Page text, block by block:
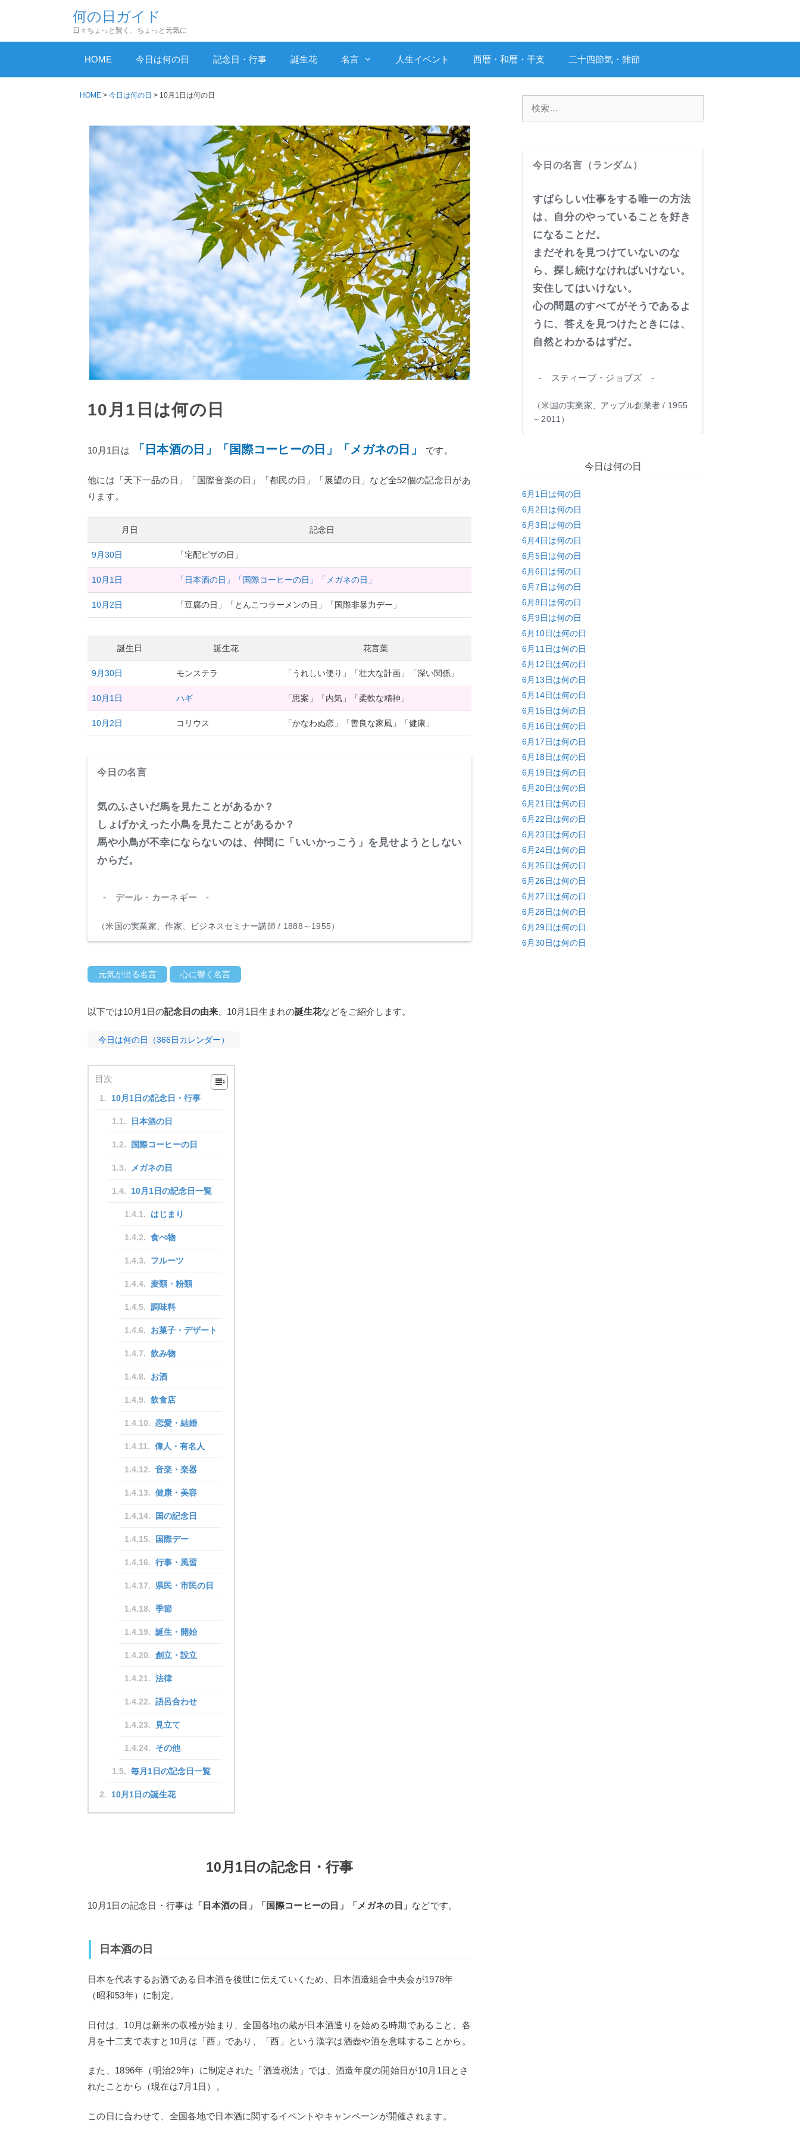
テ
何の日ガイド
日々ちょっと賢く、ちょっと元気に
HOME 今日は何の日 記念日・行事 誕生花 名言 人生イベント 西暦・和暦・干支 二十四節気・雑節
HOME > 今日は何の日 > 10月1日は何の日
10月1日は何の日
10月1日は 「日本酒の日」「国際コーヒーの日」「メガネの日」 です。
他には「天下一品の日」「国際音楽の日」「都民の日」「展望の日」など全52個の記念日があ
ります。
月日 記念日
9月30日 「宅配ピザの日」
10月1日 「日本酒の日」「国際コーヒーの日」「メガネの日」
10月2日 「豆腐の日」「とんこつラーメンの日」「国際非暴力デー」
誕生日 誕生花 花言葉
9月30日 モンステラ 「うれしい便り」「壮大な計画」「深い関係」
10月1日 ハギ 「思案」「内気」「柔軟な精神」
10月2日 コリウス 「かなわぬ恋」「善良な家風」「健康」
今日の名言
気のふさいだ馬を見たことがあるか？
しょげかえった小鳥を見たことがあるか？
馬や小鳥が不幸にならないのは、仲間に「いいかっこう」を見せようとしない
からだ。
- デール・カーネギー -
（米国の実業家、作家、ビジネスセミナー講師 / 1888～1955）
元気が出る名言 心に響く名言
以下では10月1日の記念日の由来 、10月1日生まれの誕生花などをご紹介します。
今日は何の日（366日カレンダー）
目次
10月1日の記念日・行事
日本酒の日
国際コーヒーの日
メガネの日
10月1日の記念日一覧
はじまり
食べ物
フルーツ
麦類・粉類
調味料
お菓子・デザート
飲み物
お酒
飲食店
恋愛・結婚
偉人・有名人
音楽・楽器
健康・美容
国の記念日
国際デー
行事・風習
県民・市民の日
季節
誕生・開始
創立・設立
法律
語呂合わせ
見立て
その他
毎月1日の記念日一覧
10月1日の誕生花
10月1日の記念日・行事
10月1日の記念日・行事は 「日本酒の日」「国際コーヒーの日」「メガネの日」 などです。
日本酒の日
日本を代表するお酒である日本酒を後世に伝えていくため、日本酒造組合中央会が1978年
（昭和53年）に制定。
日付は、10月は新米の収穫が始まり、全国各地の蔵が日本酒造りを始める時期であること、各
月を十二支で表すと10月は「酉」であり、「酉」という漢字は酒壺や酒を意味することから。
また、1896年（明治29年）に制定された「酒造税法」では、酒造年度の開始日が10月1日とさ
れたことから（現在は7月1日）。
この日に合わせて、全国各地で日本酒に関するイベントやキャンペーンが開催されます。
今日の名言（ランダム）
すばらしい仕事をする唯一の方法
は、自分のやっていることを好き
になることだ。
まだそれを見つけていないのな
ら、探し続けなければいけない。
安住してはいけない。
心の問題のすべてがそうであるよ
うに、答えを見つけたときには、
自然とわかるはずだ。
- スティーブ・ジョブズ -
（米国の実業家、アップル創業者 / 1955
～2011）
今日は何の日
6月1日は何の日
6月2日は何の日
6月3日は何の日
6月4日は何の日
6月5日は何の日
6月6日は何の日
6月7日は何の日
6月8日は何の日
6月9日は何の日
6月10日は何の日
6月11日は何の日
6月12日は何の日
6月13日は何の日
6月14日は何の日
6月15日は何の日
6月16日は何の日
6月17日は何の日
6月18日は何の日
6月19日は何の日
6月20日は何の日
6月21日は何の日
6月22日は何の日
6月23日は何の日
6月24日は何の日
6月25日は何の日
6月26日は何の日
6月27日は何の日
6月28日は何の日
6月29日は何の日
6月30日は何の日